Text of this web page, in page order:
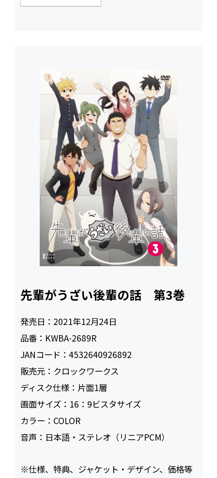
先輩がうざい後輩の話 第3巻
発売日： 2021年12月24日
品番： KWBA-2689R
JANコード：4532640926892
販売元： クロックワークス
ディスク仕様： 片面1層
画面サイズ： 16：9ビスタサイズ
カラー： COLOR
音声： 日本語・ステレオ（リニアPCM）
※仕様、特典、ジャケット・デザイン、価格等